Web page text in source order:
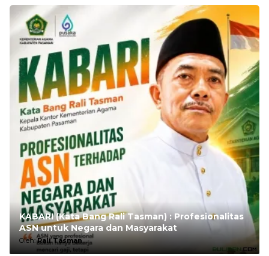
KABARI (Kata Bang Rali Tasman) : Profesionalitas
ASN untuk Negara dan Masyarakat
Oleh:Rali Tasman